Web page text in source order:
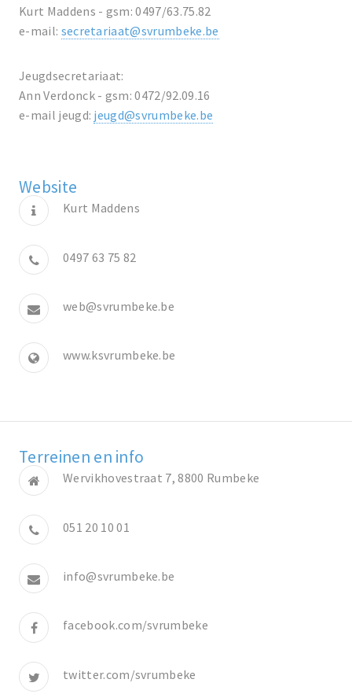
Kurt Maddens - gsm: 0497/63.75.82
e-mail: secretariaat@svrumbeke.be
Jeugdsecretariaat:
Ann Verdonck - gsm: 0472/92.09.16
e-mail jeugd: jeugd@svrumbeke.be
Website
Kurt Maddens
0497 63 75 82
web@svrumbeke.be
www.ksvrumbeke.be
Terreinen en info
Wervikhovestraat 7, 8800 Rumbeke
051 20 10 01
info@svrumbeke.be
facebook.com/svrumbeke
twitter.com/svrumbeke